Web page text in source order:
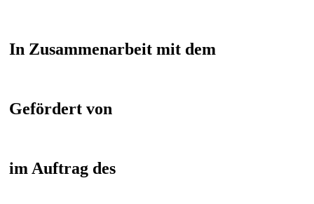
In Zusammenarbeit mit dem
Gefördert von
im Auftrag des